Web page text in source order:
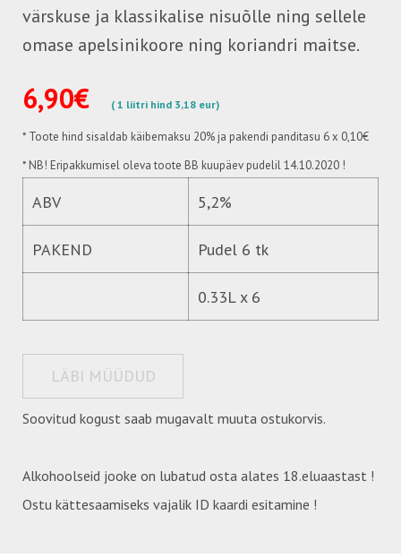
värskuse ja klassikalise nisuõlle ning sellele
omase apelsinikoore ning koriandri maitse.
6,90€ ( 1 liitri hind 3,18 eur)
* Toote hind sisaldab käibemaksu 20% ja pakendi panditasu 6 x 0,10€
* NB! Eripakkumisel oleva toote BB kuupäev pudelil 14.10.2020 !
ABV 5,2%
PAKEND Pudel 6 tk
0.33L x 6
LÄBI MÜÜDUD
Soovitud kogust saab mugavalt muuta ostukorvis.
Alkohoolseid jooke on lubatud osta alates 18.eluaastast !
Ostu kättesaamiseks vajalik ID kaardi esitamine !